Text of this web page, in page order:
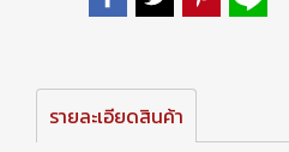
รายละเอียดสินค้า